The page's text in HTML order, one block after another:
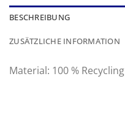
BESCHREIBUNG
ZUSÄTZLICHE INFORMATION
Material: 100 % Recycling